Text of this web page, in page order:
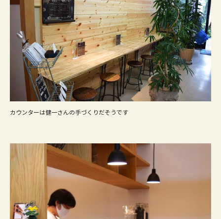
カウンターは健一さんの手づくりだそうです